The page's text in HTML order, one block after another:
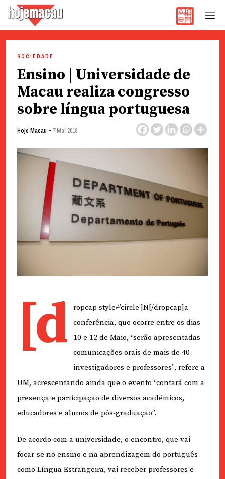
content
SOCIEDADE
Ensino | Universidade de
Macau realiza congresso
sobre língua portuguesa
Hoje Macau - 7 Mai 2018
[d
ropcap style≠’circle’]N[/dropcap]a
conferência, que ocorre entre os dias
10 e 12 de Maio, “serão apresentadas
comunicações orais de mais de 40
investigadores e professores”, refere a
UM, acrescentando ainda que o evento “contará com a
presença e participação de diversos académicos,
educadores e alunos de pós-graduação”.
De acordo com a universidade, o encontro, que vai
focar-se no ensino e na aprendizagem do português
como Língua Estrangeira, vai receber professores e